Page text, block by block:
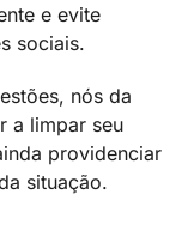
e evite
sociais.
nós da
a limpar seu
providenciar
situação.